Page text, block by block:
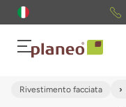
9305
Rivestimento facciata